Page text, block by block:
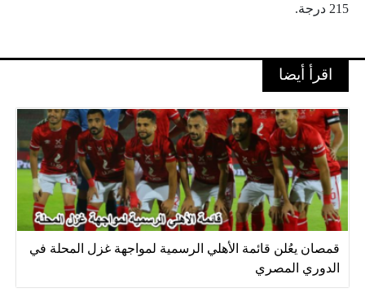
215 درجة.
اقرأ أيضا
قمصان يعُلن قائمة الأهلي الرسمية لمواجهة غزل المحلة في
الدوري المصري